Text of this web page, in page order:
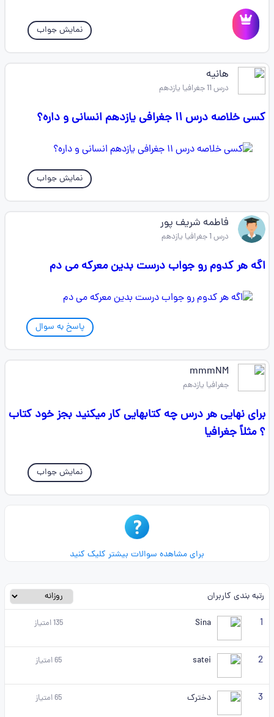
نمایش جواب
هانیه
درس 11 جغرافیا یازدهم
کسی خلاصه درس ۱۱ جغرافی يازدهم انسانی و داره؟
نمایش جواب
فاطمه شریف پور
درس 1 جغرافیا یازدهم
اگه هر کدوم رو جواب درست بدین معرکه می دم
پاسخ به سوال
mmmNM
جغرافیا یازدهم
برای نهایی هر درس چه کتابهایی کار میکنید بجز خود کتاب
؟ مثلاً جغرافیا
نمایش جواب
برای مشاهده سوالات بیشتر کلیک کنید
رتبه بندی کاربران
1
Sina
135امتیاز
2
satei
65امتیاز
3 دخترک 65امتیاز